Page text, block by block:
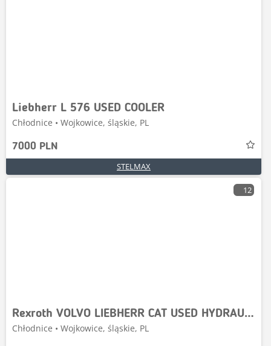
Liebherr L 576 USED COOLER
Chłodnice • Wojkowice, śląskie, PL
7000 PLN
STELMAX
12
Rexroth VOLVO LIEBHERR CAT USED HYDRAULIC MOTOR
Chłodnice • Wojkowice, śląskie, PL